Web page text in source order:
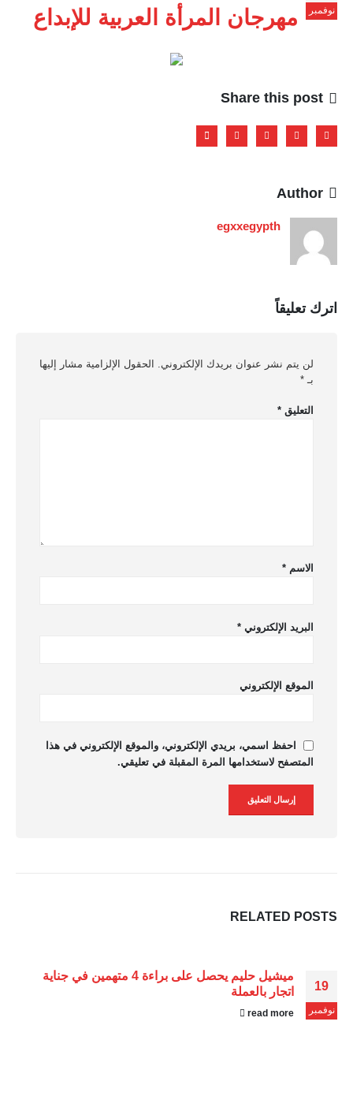
نوفمبر
مهرجان المرأة العربية للإبداع
Share this post
Author
egxxegypth
اترك تعليقاً
لن يتم نشر عنوان بريدك الإلكتروني.
الحقول الإلزامية مشار إليها
بـ *
التعليق *
الاسم *
البريد الإلكتروني *
الموقع الإلكتروني
احفظ اسمي، بريدي الإلكتروني، والموقع الإلكتروني في هذا
المتصفح لاستخدامها المرة المقبلة في تعليقي.
RELATED POSTS
19
نوفمبر
ميشيل حليم يحصل على براءة 4 متهمين في جناية
اتجار بالعملة
read more